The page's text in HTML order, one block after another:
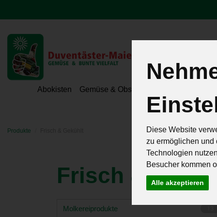
Diese Website
zu ermöglichen und
Technologien
Besucher kommen
Alle akzeptieren
Hoeri - Gemüse
Abokisten Gemüse & Obst
Produkte
Frisch &
Molkereiprodukte